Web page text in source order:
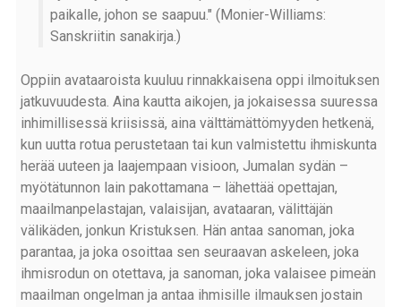
paikalle, johon se saapuu." (Monier-Williams:
Sanskriitin sanakirja.)
Oppiin avataaroista kuuluu rinnakkaisena oppi ilmoituksen
jatkuvuudesta. Aina kautta aikojen, ja jokaisessa suuressa
inhimillisessä kriisissä, aina välttämättömyyden hetkenä,
kun uutta rotua perustetaan tai kun valmistettu ihmiskunta
herää uuteen ja laajempaan visioon, Jumalan sydän –
myötätunnon lain pakottamana – lähettää opettajan,
maailmanpelastajan, valaisijan, avataaran, välittäjän
välikäden, jonkun Kristuksen. Hän antaa sanoman, joka
parantaa, ja joka osoittaa sen seuraavan askeleen, joka
ihmisrodun on otettava, ja sanoman, joka valaisee pimeän
maailman ongelman ja antaa ihmisille ilmauksen jostain